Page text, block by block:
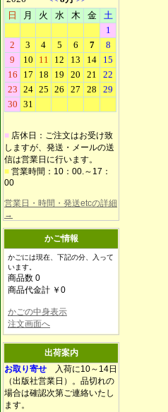
■ 店休日：ご注文はお受け致
しますが、発送・メールの送
信は営業日に行います。
■ 営業時間：10：00.～17：
00
営業日・時間・発送etcの詳細
→
かご情報
かごには現在、下記の分、入って
います。
商品数 0
商品代金計 ￥0
かごの中身表示
注文画面へ
出荷案内
お取り寄せ 入荷に10～14日
（出版社営業日）。品切れの
場合は確認次第ご連絡いたし
ます。